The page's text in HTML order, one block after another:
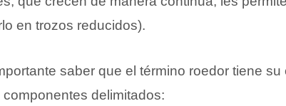
en trozos reducidos).
saber que el término roedor tiene su
delimitados: